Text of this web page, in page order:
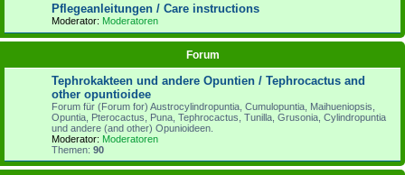
Pflegeanleitungen / Care instructions
Moderator: Moderatoren
Forum
Tephrokakteen und andere Opuntien / Tephrocactus and
other opuntioidee
Forum für (Forum for) Austrocylindropuntia, Cumulopuntia, Maihueniopsis,
Opuntia, Pterocactus, Puna, Tephrocactus, Tunilla, Grusonia, Cylindropuntia
und andere (and other) Opunioideen.
Moderator: Moderatoren
Themen: 90